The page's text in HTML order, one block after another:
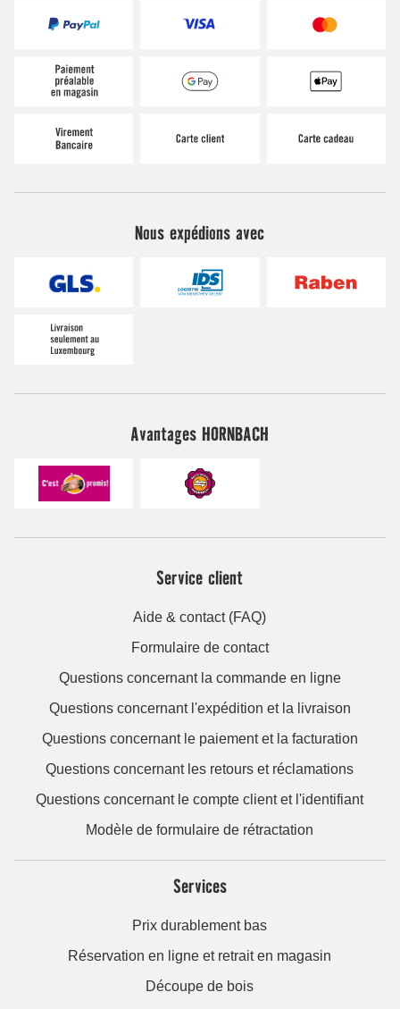
Nous expédions avec
Avantages HORNBACH
Service client
Aide & contact (FAQ)
Formulaire de contact
Questions concernant la commande en ligne
Questions concernant l'expédition et la livraison
Questions concernant le paiement et la facturation
Questions concernant les retours et réclamations
Questions concernant le compte client et l'identifiant
Modèle de formulaire de rétractation
Services
Prix durablement bas
Réservation en ligne et retrait en magasin
Découpe de bois